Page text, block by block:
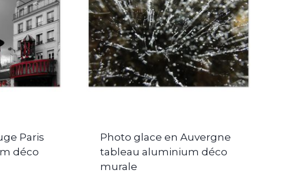
Paris
déco
Photo glace en Auvergne
tableau aluminium déco
murale